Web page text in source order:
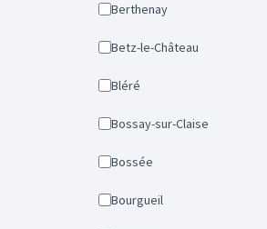
Berthenay
Betz-le-Château
Bléré
Bossay-sur-Claise
Bossée
Bourgueil